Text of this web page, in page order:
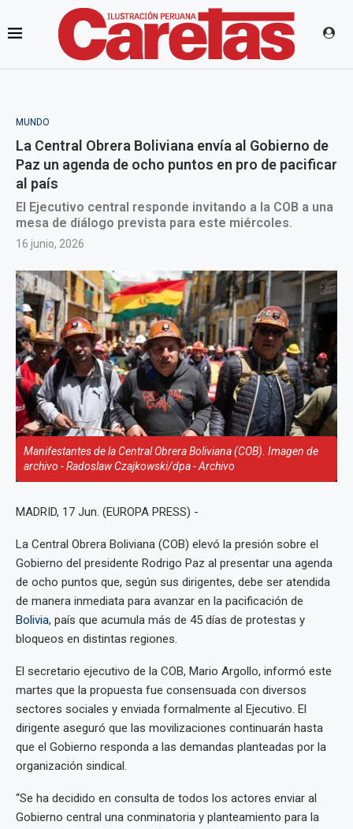
MUNDO
La Central Obrera Boliviana envía al Gobierno de
Paz un agenda de ocho puntos en pro de pacificar
al país
El Ejecutivo central responde invitando a la COB a una
mesa de diálogo prevista para este miércoles.
16 junio, 2026
Manifestantes de la Central Obrera Boliviana (COB). Imagen de
archivo - Radoslaw Czajkowski/dpa - Archivo
MADRID, 17 Jun. (EUROPA PRESS) -
La Central Obrera Boliviana (COB) elevó la presión sobre el
Gobierno del presidente Rodrigo Paz al presentar una agenda
de ocho puntos que, según sus dirigentes, debe ser atendida
de manera inmediata para avanzar en la pacificación de
Bolivia, país que acumula más de 45 días de protestas y
bloqueos en distintas regiones.
El secretario ejecutivo de la COB, Mario Argollo, informó este
martes que la propuesta fue consensuada con diversos
sectores sociales y enviada formalmente al Ejecutivo. El
dirigente aseguró que las movilizaciones continuarán hasta
que el Gobierno responda a las demandas planteadas por la
organización sindical.
“Se ha decidido en consulta de todos los actores enviar al
Gobierno central una conminatoria y planteamiento para la